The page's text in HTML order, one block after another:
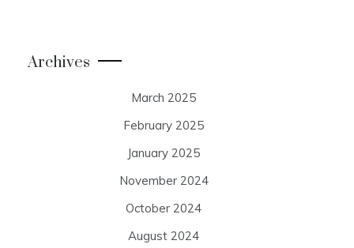
Archives
March 2025
February 2025
January 2025
November 2024
October 2024
August 2024